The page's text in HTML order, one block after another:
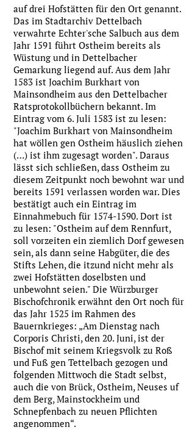
auf drei Hofstätten für den Ort genannt.
Das im Stadtarchiv Dettelbach
verwahrte Echter'sche Salbuch aus dem
Jahr 1591 führt Ostheim bereits als
Wüstung und in Dettelbacher
Gemarkung liegend auf. Aus dem Jahr
1583 ist Joachim Burkhart von
Mainsondheim aus den Dettelbacher
Ratsprotokollbüchern bekannt. Im
Eintrag vom 6. Juli 1583 ist zu lesen:
"Joachim Burkhart von Mainsondheim
hat wöllen gen Ostheim häuslich ziehen
(…) ist ihm zugesagt worden". Daraus
lässt sich schließen, dass Ostheim zu
diesem Zeitpunkt noch bewohnt war und
bereits 1591 verlassen worden war. Dies
bestätigt auch ein Eintrag im
Einnahmebuch für 1574-1590. Dort ist
zu lesen: "Ostheim auf dem Rennfurt,
soll vorzeiten ein ziemlich Dorf gewesen
sein, als dann seine Habgüter, die des
Stifts Lehen, die itzund nicht mehr als
zwei Hofstätten doselbsten und
unbewohnt seien." Die Würzburger
Bischofchronik erwähnt den Ort noch für
das Jahr 1525 im Rahmen des
Bauernkrieges: „Am Dienstag nach
Corporis Christi, den 20. Juni, ist der
Bischof mit seinem Kriegsvolk zu Roß
und Fuß gen Tettelbach gezogen und
folgenden Mittwoch die Stadt selbst,
auch die von Brück, Ostheim, Neuses uf
dem Berg, Mainstockheim und
Schnepfenbach zu neuen Pflichten
angenommen“.